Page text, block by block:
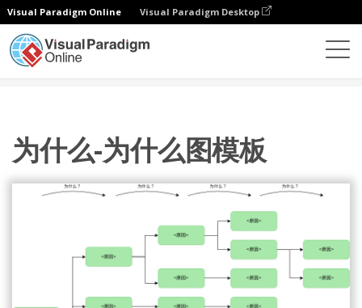
Visual Paradigm Online Visual Paradigm Desktop
为什么-为什么图模板